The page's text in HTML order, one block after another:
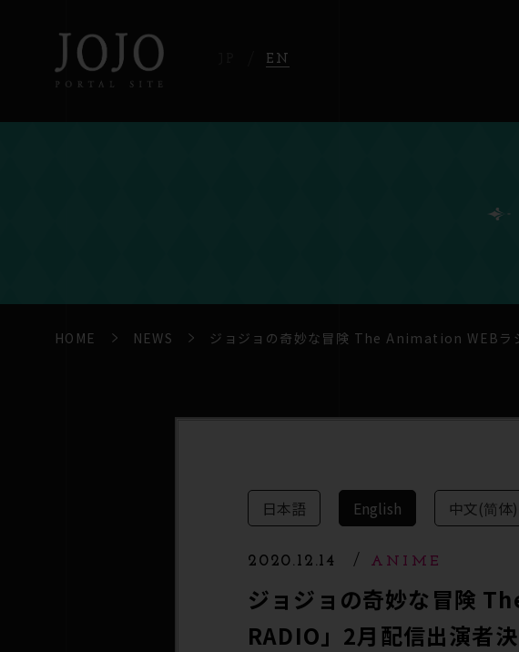
EN
HOME NEWS ジョジョの奇妙な冒険 The Animation WEBラ
日本語 English 中文(简体)
2020.12.14 ANIME
ジョジョの奇妙な冒険
RADIO」2月配信出演者